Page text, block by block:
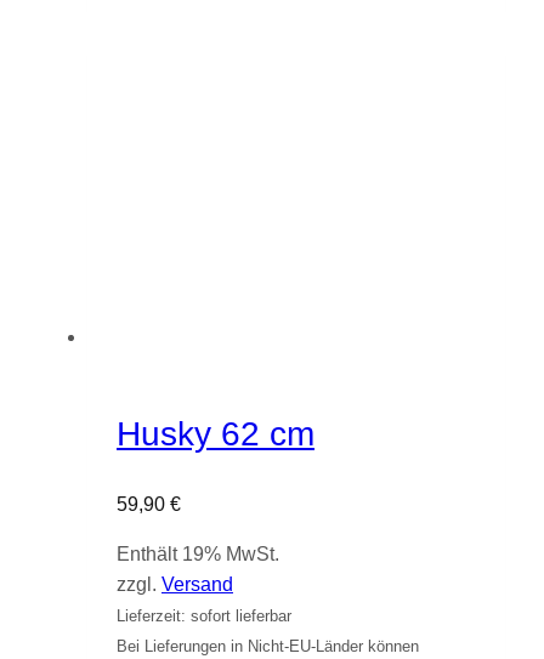
Husky 62 cm
59,90 €
Enthält 19% MwSt.
zzgl. Versand
Lieferzeit: sofort lieferbar
Bei Lieferungen in Nicht-EU-Länder können